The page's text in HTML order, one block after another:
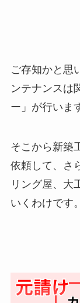
ご存知かと思
ンテナンスは
ー」が行いま
そこから新築
依頼して、さ
リング屋、大
いくわけです。